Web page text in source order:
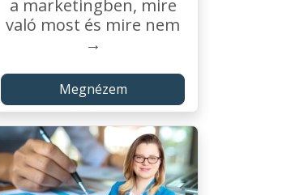
a marketingben, mire
való most és mire nem
→
Megnézem